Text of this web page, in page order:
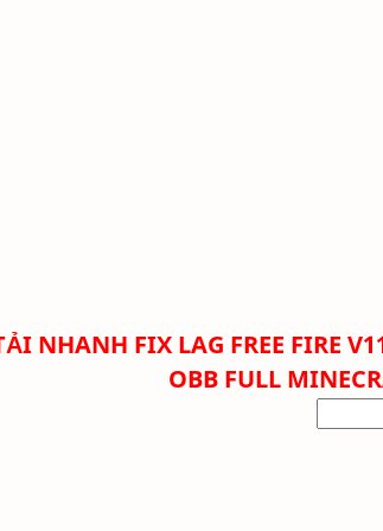
NHANH FIX LAG FREE FIRE
OBB FULL